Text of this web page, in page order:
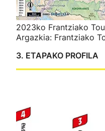
2023ko Frantziako
Argazkia: Frantziako
3. ETAPAKO PROFILA